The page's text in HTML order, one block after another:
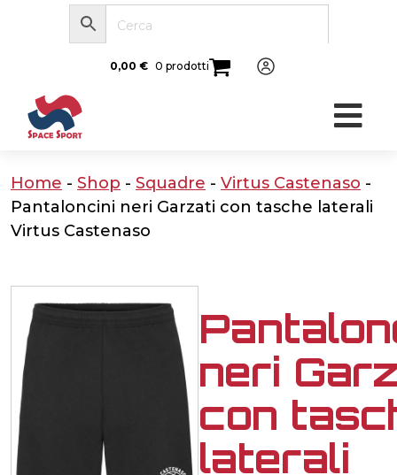
0,00 € 0 prodotti
Home - Shop - Squadre - Virtus Castenaso -
Pantaloncini neri Garzati con tasche laterali
Virtus Castenaso
neri
con
laterali